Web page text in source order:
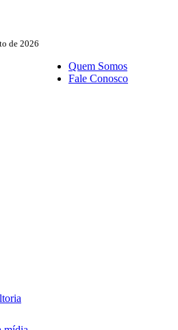
de 2026
Quem Somos
Fale Conosco